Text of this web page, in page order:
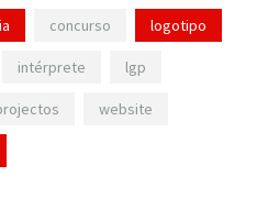
concurso logotipo
intérprete lgp
website